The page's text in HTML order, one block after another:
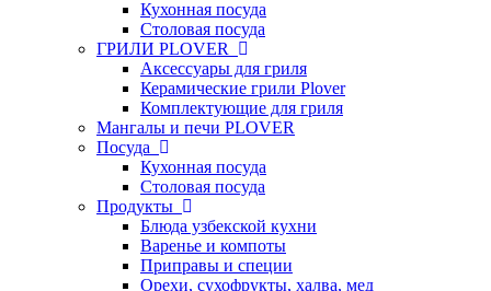
Кухонная посуда
Столовая посуда
ГРИЛИ PLOVER
Аксессуары для гриля
Керамические грили Plover
Комплектующие для гриля
Мангалы и печи PLOVER
Посуда
Кухонная посуда
Столовая посуда
Продукты
Блюда узбекской кухни
Варенье и компоты
Приправы и специи
Орехи, сухофрукты, халва, мед